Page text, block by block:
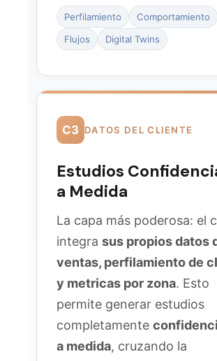
Perfilamiento
Comportamiento
Flujos
Digital Twins
C3 DATOS DEL CLIENTE
Estudios
a Medida
La capa más poderosa: el
integra sus propios datos
ventas, perfilamiento de
y metricas por zona. Esto
permite generar estudios
completamente
a medida, cruzando la